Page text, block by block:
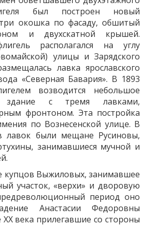
был построен новый
окошка по фасаду, обшитый
и двухскатной крышей.
располагался на углу
улицы и Зарядского
лавка ярославского
«Северная Бавария». В 1893
возводится небольшое
здание с тремя лавками,
фронтоном. Эта постройка
по Вознесенской улице. В
лавок были мещане Русиновы,
занимавшиеся мучной и
купцов Выжиловых, занимавшее
участок, «верхи» и дворовую
период оно
Анастасии Федоровны
века прилегавшие со стороны